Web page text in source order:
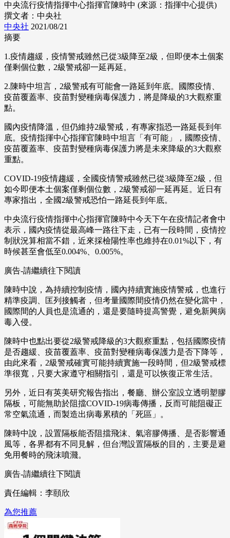
中央流行疫情指揮中心指揮官陳時中 (來源：指揮中心提供)
撰文者：中央社
中央社 2021/08/21
摘要
1.疫情趨緩，疫情警戒雖然已從3級降至2級，但即便本土個案
僅剩個位數，2級警戒卻一延再延。
2.陳時中坦言，2級警戒有可能會一路延到年底。國際疫情、
疫苗覆蓋率、疫苗對變種病毒保護力，將是降級的3大觀察重
點。
國內疫情降溫，但仍維持2級警戒，有專家指恐一路延長到年
底。疫情指揮中心指揮官陳時中坦言「有可能」，國際疫情、
疫苗覆蓋率、疫苗對變種病毒保護力將是未來降級的3大觀察
重點。
COVID-19疫情趨緩，全國疫情警戒雖然已從3級降至2級，但
如今即便本土個案僅剩個位數，2級警戒卻一延再延。近日有
專家指出，全國2級警戒恐怕一路延長到年底。
中央流行疫情指揮中心指揮官陳時中今天下午在疫情記者會中
表示，國內疫情從最高峰一路往下走，已有一段時間，疫情控
制狀況算相當不錯，近來採檢陽性率也維持在0.01%以下，有
時候甚至會低至0.004%、0.005%。
廣告-請繼續往下閱讀
陳時中說，為持續控制疫情，國內持續實施疫情警戒，也進行
精準疫調、匡列接觸者，但考量國際間疫情仍然在變化當中，
國際間的人員也是流通的，還是要隨時提高警覺，避免新興病
毒入侵。
陳時中也點出要從2級警戒降級的3大觀察重點，包括國際疫情
是否趨緩、疫苗覆蓋率、疫苗對變種病毒保護力是否下降等，
由此來看，2級警戒確實可能持續實施一段時間，但2級警戒標
準很寬，只要大家遵守相關指引，還是可以恢復正常生活。
另外，近日有英美研究報告指出，餐廳、辦公室設立透明塑膠
隔板，可能無助於阻擋COVID-19病毒傳播，反而可能阻礙正
常空氣流通，而製造出病毒累積的「死區」。
陳時中說，設置隔板能否阻擋飛沫、氣溶膠傳播、是否影響通
風等，各界都有不同見解，但台灣設置隔板的目的，主要是避
免用餐時的飛沫噴濺。
廣告-請繼續往下閱讀
責任編輯：李頤欣
為您推薦